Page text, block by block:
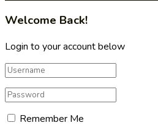
Welcome Back!
Login to your account below
Remember Me